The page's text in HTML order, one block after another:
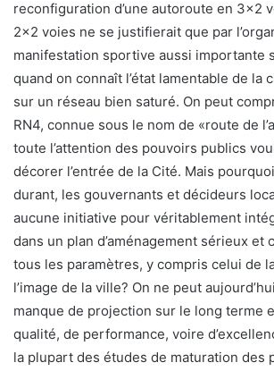
reconfiguration d’une autoroute en 3×2
2×2 voies ne se justifierait que par
manifestation sportive aussi importante
quand on connaît l’état lamentable de la
sur un réseau bien saturé. On peut
RN4, connue sous le nom de «route de
toute l’attention des pouvoirs publics
décorer l’entrée de la Cité. Mais
durant, les gouvernants et décideurs
aucune initiative pour véritablement
dans un plan d’aménagement sérieux et
tous les paramètres, y compris celui de
l’image de la ville? On ne peut
manque de projection sur le long terme
qualité, de performance, voire
la plupart des études de maturation des